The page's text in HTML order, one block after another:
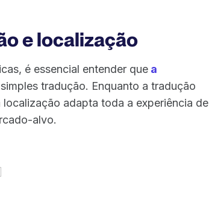
e localização
é essencial entender que a
tradução. Enquanto a tradução
adapta toda a experiência de
alvo.